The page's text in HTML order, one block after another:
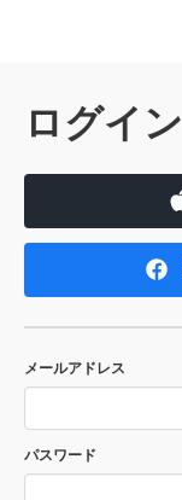
ログイン
メールアドレス
パスワード